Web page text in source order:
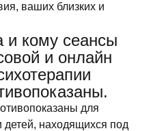
ваших близких и
и кому сеансы
и онлайн
для
детей, находящихся под